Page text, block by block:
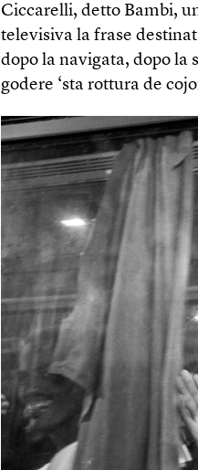
Ciccarelli, detto Bambi,
televisiva la frase
dopo la navigata, dopo la
godere ‘sta rottura de